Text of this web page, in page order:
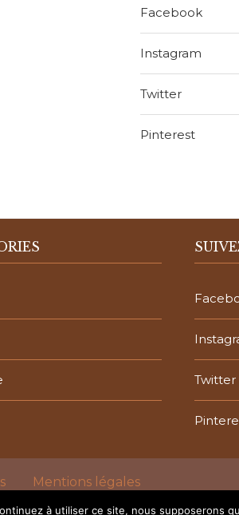
Facebook
Instagram
Twitter
Pinterest
Twitter
Mentions légales
ET LA BÊTE
à utiliser ce site, nous supposerons